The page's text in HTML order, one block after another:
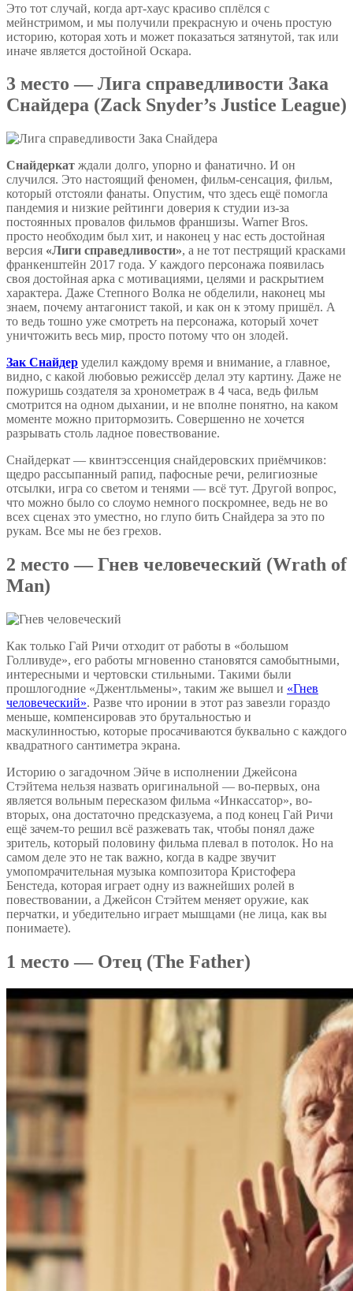
Это тот случай, когда арт-хаус красиво сплёлся с
мейнстримом, и мы получили прекрасную и очень простую
историю, которая хоть и может показаться затянутой, так или
иначе является достойной Оскара.
3 место — Лига справедливости Зака
Снайдера (Zack Snyder’s Justice League)
Снайдеркат ждали долго, упорно и фанатично. И он
случился. Это настоящий феномен, фильм-сенсация, фильм,
который отстояли фанаты. Опустим, что здесь ещё помогла
пандемия и низкие рейтинги доверия к студии из-за
постоянных провалов фильмов франшизы. Warner Bros.
просто необходим был хит, и наконец у нас есть достойная
версия «Лиги справедливости», а не тот пестрящий красками
франкенштейн 2017 года. У каждого персонажа появилась
своя достойная арка с мотивациями, целями и раскрытием
характера. Даже Степного Волка не обделили, наконец мы
знаем, почему антагонист такой, и как он к этому пришёл. А
то ведь тошно уже смотреть на персонажа, который хочет
уничтожить весь мир, просто потому что он злодей.
Зак Снайдер уделил каждому время и внимание, а главное,
видно, с какой любовью режиссёр делал эту картину. Даже не
пожуришь создателя за хронометраж в 4 часа, ведь фильм
смотрится на одном дыхании, и не вполне понятно, на каком
моменте можно притормозить. Совершенно не хочется
разрывать столь ладное повествование.
Снайдеркат — квинтэссенция снайдеровских приёмчиков:
щедро рассыпанный рапид, пафосные речи, религиозные
отсылки, игра со светом и тенями — всё тут. Другой вопрос,
что можно было со слоумо немного поскромнее, ведь не во
всех сценах это уместно, но глупо бить Снайдера за это по
рукам. Все мы не без грехов.
2 место — Гнев человеческий (Wrath of
Man)
Как только Гай Ричи отходит от работы в «большом
Голливуде», его работы мгновенно становятся самобытными,
интересными и чертовски стильными. Такими были
прошлогодние «Джентльмены», таким же вышел и «Гнев
человеческий». Разве что иронии в этот раз завезли гораздо
меньше, компенсировав это брутальностью и
маскулинностью, которые просачиваются буквально с каждого
квадратного сантиметра экрана.
Историю о загадочном Эйче в исполнении Джейсона
Стэйтема нельзя назвать оригинальной — во-первых, она
является вольным пересказом фильма «Инкассатор», во-
вторых, она достаточно предсказуема, а под конец Гай Ричи
ещё зачем-то решил всё разжевать так, чтобы понял даже
зритель, который половину фильма плевал в потолок. Но на
самом деле это не так важно, когда в кадре звучит
умопомрачительная музыка композитора Кристофера
Бенстеда, которая играет одну из важнейших ролей в
повествовании, а Джейсон Стэйтем меняет оружие, как
перчатки, и убедительно играет мышцами (не лица, как вы
понимаете).
1 место — Отец (The Father)